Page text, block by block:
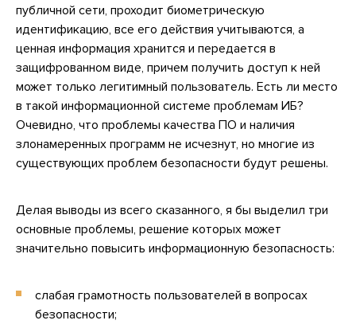
публичной сети, проходит биометрическую
идентификацию, все его действия учитываются, а
ценная информация хранится и передается в
защифрованном виде, причем получить доступ к ней
может только легитимный пользователь. Есть ли место
в такой информационной системе проблемам ИБ?
Очевидно, что проблемы качества ПО и наличия
злонамеренных программ не исчезнут, но многие из
существующих проблем безопасности будут решены.
Делая выводы из всего сказанного, я бы выделил три
основные проблемы, решение которых может
значительно повысить информационную безопасность:
слабая грамотность пользователей в вопросах
безопасности;